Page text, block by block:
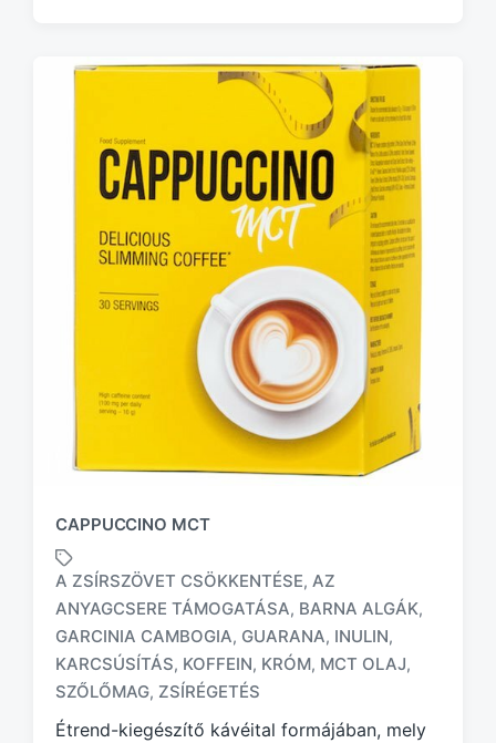
CAPPUCCINO MCT
T
a
g
e
A ZSÍRSZÖVET CSÖKKENTÉSE, AZ
ANYAGCSERE TÁMOGATÁSA, BARNA ALGÁK,
GARCINIA CAMBOGIA, GUARANA, INULIN,
KARCSÚSÍTÁS, KOFFEIN, KRÓM, MCT OLAJ,
SZŐLŐMAG, ZSÍRÉGETÉS
Étrend-kiegészítő kávéital formájában, mely